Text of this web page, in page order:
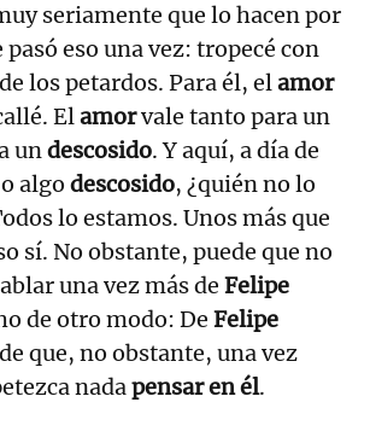
seriamente que lo hacen por
pasó eso una vez: tropecé con
los petardos. Para él, elamor
Elamorvale tanto para un
undescosido. Y aquí, a día de
o algo descosido, ¿quién no lo
lo estamos. Unos más que
sí. No obstante, puede que no
una vez más de Felipe
de otro modo: De Felipe
que, no obstante, una vez
nadapensar en él.